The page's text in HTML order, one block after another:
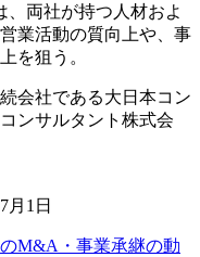
両社が持つ人材およ
業活動の質向上や、事
を狙う。
会社である大日本コン
ンサルタント株式会
1日
M&A・事業承継の動